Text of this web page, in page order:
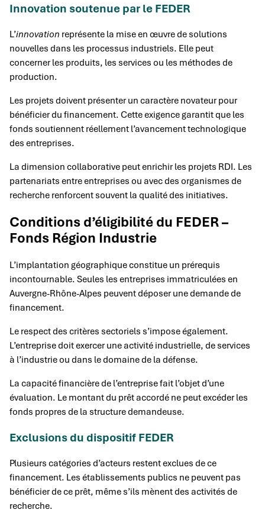
Innovation soutenue par le FEDER
L’innovation représente la mise en œuvre de solutions
nouvelles dans les processus industriels. Elle peut
concerner les produits, les services ou les méthodes de
production.
Les projets doivent présenter un caractère novateur pour
bénéficier du financement. Cette exigence garantit que les
fonds soutiennent réellement l’avancement technologique
des entreprises.
La dimension collaborative peut enrichir les projets RDI. Les
partenariats entre entreprises ou avec des organismes de
recherche renforcent souvent la qualité des initiatives.
Conditions d’éligibilité du FEDER –
Fonds Région Industrie
L’implantation géographique constitue un prérequis
incontournable. Seules les entreprises immatriculées en
Auvergne-Rhône-Alpes peuvent déposer une demande de
financement.
Le respect des critères sectoriels s’impose également.
L’entreprise doit exercer une activité industrielle, de services
à l’industrie ou dans le domaine de la défense.
La capacité financière de l’entreprise fait l’objet d’une
évaluation. Le montant du prêt accordé ne peut excéder les
fonds propres de la structure demandeuse.
Exclusions du dispositif FEDER
Plusieurs catégories d’acteurs restent exclues de ce
financement. Les établissements publics ne peuvent pas
bénéficier de ce prêt, même s’ils mènent des activités de
recherche.